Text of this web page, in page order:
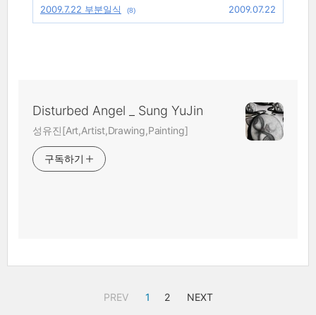
2009.7.22 부분일식
(8) 2009.07.22
Disturbed Angel _ Sung YuJin
성유진[Art,Artist,Drawing,Painting]
구독하기
PREV 1 2 NEXT